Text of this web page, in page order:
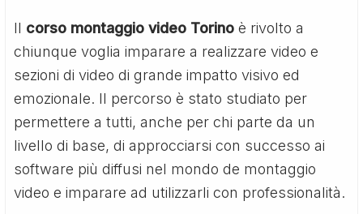
Il corso montaggio video Torino è rivolto a
chiunque voglia imparare a realizzare video e
sezioni di video di grande impatto visivo ed
emozionale. Il percorso è stato studiato per
permettere a tutti, anche per chi parte da un
livello di base, di approcciarsi con successo ai
software più diffusi nel mondo de montaggio
video e imparare ad utilizzarli con professionalità.